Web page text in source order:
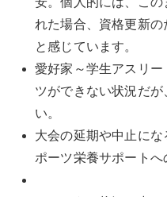
れた場合、資格更新
と感じています。
愛好家～学生アスリ
ツができない状況だ
い。
大会の延期や中止に
ポーツ栄養サポート